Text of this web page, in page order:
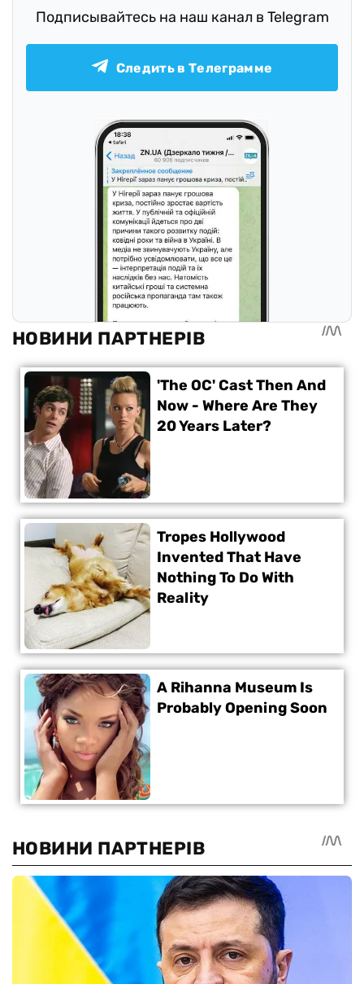
Подписывайтесь на наш канал в Telegram
Следить в Телеграмме